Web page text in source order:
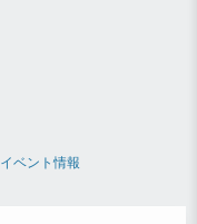
イベント情報